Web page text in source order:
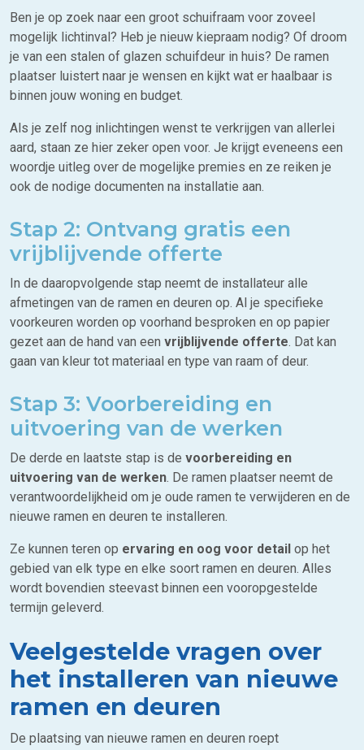
Ben je op zoek naar een groot schuifraam voor zoveel
mogelijk lichtinval? Heb je nieuw kiepraam nodig? Of droom
je van een stalen of glazen schuifdeur in huis? De ramen
plaatser luistert naar je wensen en kijkt wat er haalbaar is
binnen jouw woning en budget.
Als je zelf nog inlichtingen wenst te verkrijgen van allerlei
aard, staan ze hier zeker open voor. Je krijgt eveneens een
woordje uitleg over de mogelijke premies en ze reiken je
ook de nodige documenten na installatie aan.
Stap 2: Ontvang gratis een
vrijblijvende offerte
In de daaropvolgende stap neemt de installateur alle
afmetingen van de ramen en deuren op. Al je specifieke
voorkeuren worden op voorhand besproken en op papier
gezet aan de hand van een vrijblijvende offerte. Dat kan
gaan van kleur tot materiaal en type van raam of deur.
Stap 3: Voorbereiding en
uitvoering van de werken
De derde en laatste stap is de voorbereiding en
uitvoering van de werken. De ramen plaatser neemt de
verantwoordelijkheid om je oude ramen te verwijderen en de
nieuwe ramen en deuren te installeren.
Ze kunnen teren op ervaring en oog voor detail op het
gebied van elk type en elke soort ramen en deuren. Alles
wordt bovendien steevast binnen een vooropgestelde
termijn geleverd.
Veelgestelde vragen over
het installeren van nieuwe
ramen en deuren
De plaatsing van nieuwe ramen en deuren roept